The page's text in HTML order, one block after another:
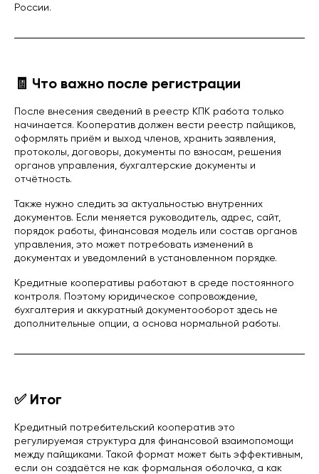
России.
🧾 Что важно после регистрации
После внесения сведений в реестр КПК работа только
начинается. Кооператив должен вести реестр пайщиков,
оформлять приём и выход членов, хранить заявления,
протоколы, договоры, документы по взносам, решения
органов управления, бухгалтерские документы и
отчётность.
Также нужно следить за актуальностью внутренних
документов. Если меняется руководитель, адрес, сайт,
порядок работы, финансовая модель или состав органов
управления, это может потребовать изменений в
документах и уведомлений в установленном порядке.
Кредитные кооперативы работают в среде постоянного
контроля. Поэтому юридическое сопровождение,
бухгалтерия и аккуратный документооборот здесь не
дополнительные опции, а основа нормальной работы.
✅ Итог
Кредитный потребительский кооператив это
регулируемая структура для финансовой взаимопомощи
между пайщиками. Такой формат может быть эффективным,
если он создаётся не как формальная оболочка, а как